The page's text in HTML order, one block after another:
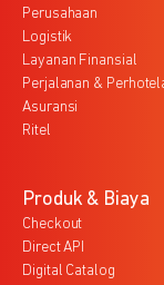
Perusahaan
Logistik
Layanan Finansial
Perjalanan &
Asuransi
Ritel
Produk & Biaya
Checkout
Direct API
Digital Catalog